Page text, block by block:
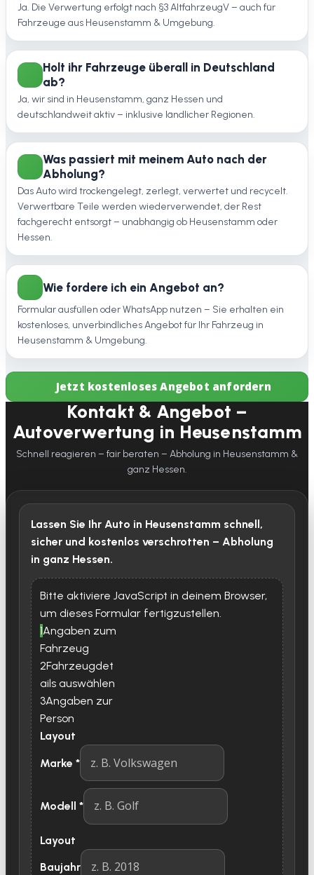
Ja. Die Verwertung erfolgt nach §3 AltfahrzeugV – auch für
Fahrzeuge aus Heusenstamm & Umgebung.
Holt ihr Fahrzeuge überall in Deutschland
ab?
Ja, wir sind in Heusenstamm, ganz Hessen und
deutschlandweit aktiv – inklusive ländlicher Regionen.
Was passiert mit meinem Auto nach der
Abholung?
Das Auto wird trockengelegt, zerlegt, verwertet und recycelt.
Verwertbare Teile werden wiederverwendet, der Rest
fachgerecht entsorgt – unabhängig ob Heusenstamm oder
Hessen.
Wie fordere ich ein Angebot an?
Formular ausfüllen oder WhatsApp nutzen – Sie erhalten ein
kostenloses, unverbindliches Angebot für Ihr Fahrzeug in
Heusenstamm & Umgebung.
Jetzt kostenloses Angebot anfordern
Kontakt & Angebot –
Autoverwertung in Heusenstamm
Schnell reagieren – fair beraten – Abholung in Heusenstamm &
ganz Hessen.
Lassen Sie Ihr Auto in Heusenstamm schnell,
sicher und kostenlos verschrotten – Abholung
in ganz Hessen.
Bitte aktiviere JavaScript in deinem Browser,
um dieses Formular fertigzustellen.
1Angaben zum
Fahrzeug
2Fahrzeugdet
ails auswählen
3Angaben zur
Person
Layout
Marke *
Modell *
Layout
Baujahr